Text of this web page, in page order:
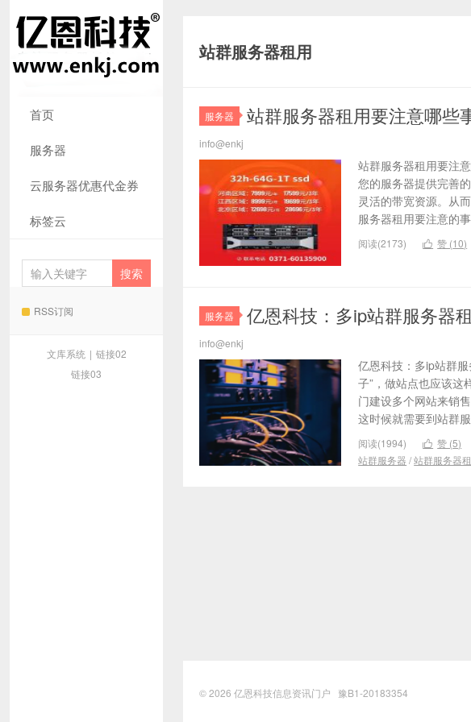
首页
服务器
云服务器优惠代金券
标签云
RSS订阅
文库系统 | 链接02
链接03
站群服务器租用
服务器 站群服务器租用要注意哪些
info@enkj
站群服务器租用要注
您的服务器提供完善
灵活的带宽资源。从
服务器租用要注意的
阅读(2173)  赞 (10)
服务器 亿恩科技：多ip站群服务器
info@enkj
亿恩科技：多ip站群
子”，做站点也应该这
门建设多个网站来销
这时候就需要到站群
阅读(1994)  赞 (5)
站群服务器 /站群服务器
© 2026 亿恩科技信息资讯门户 豫B1-20183354